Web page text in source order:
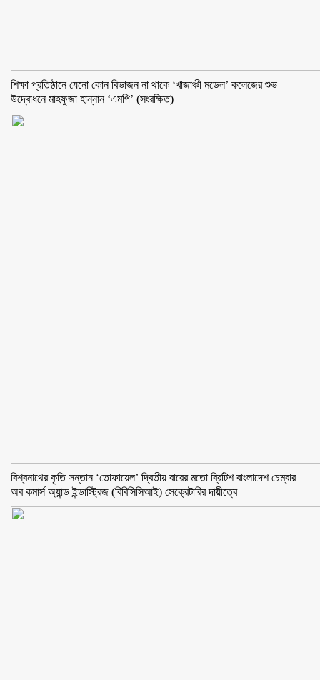
শিক্ষা প্রতিষ্ঠানে যেনো কোন বিভাজন না থাকে ‘খাজাঞ্চী মডেল’ কলেজের শুভ
উদ্বোধনে মাহফুজা হান্নান ‘এমপি’ (সংরক্ষিত)
বিশ্বনাথের কৃতি সন্তান ‘তোফায়েল’ দ্বিতীয় বারের মতো ব্রিটিশ বাংলাদেশ চেম্বার
অব কমার্স অ্যান্ড ইন্ডাস্ট্রিজ (বিবিসিসিআই) সেক্রেটারির দায়ীত্বে